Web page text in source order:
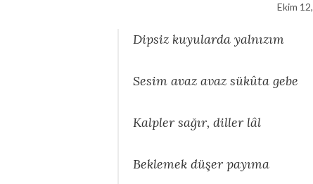
Ekim
Dipsiz kuyularda yalnızım
Sesim avaz avaz sükûta gebe
Kalpler sağır, diller lâl
Beklemek düşer payıma